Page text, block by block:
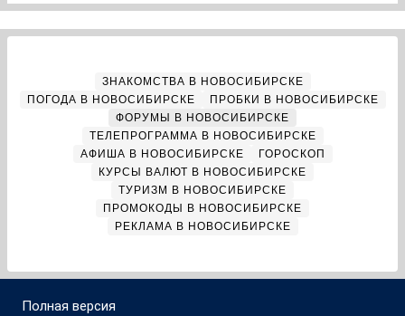
ЗНАКОМСТВА В НОВОСИБИРСКЕ
ПОГОДА В НОВОСИБИРСКЕ
ПРОБКИ В НОВОСИБИРСКЕ
ФОРУМЫ В НОВОСИБИРСКЕ
ТЕЛЕПРОГРАММА В НОВОСИБИРСКЕ
АФИША В НОВОСИБИРСКЕ
ГОРОСКОП
КУРСЫ ВАЛЮТ В НОВОСИБИРСКЕ
ТУРИЗМ В НОВОСИБИРСКЕ
ПРОМОКОДЫ В НОВОСИБИРСКЕ
РЕКЛАМА В НОВОСИБИРСКЕ
Полная версия